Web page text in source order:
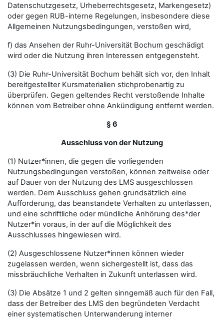
Datenschutzgesetz, Urheberrechtsgesetz, Markengesetz)
oder gegen RUB-interne Regelungen, insbesondere diese
Allgemeinen Nutzungsbedingungen, verstoßen wird,
f) das Ansehen der Ruhr-Universität Bochum geschädigt
wird oder die Nutzung ihren Interessen entgegensteht.
(3) Die Ruhr-Universität Bochum behält sich vor, den Inhalt
bereitgestellter Kursmaterialien stichprobenartig zu
überprüfen. Gegen geltendes Recht verstoßende Inhalte
können vom Betreiber ohne Ankündigung entfernt werden.
§ 6
Ausschluss von der Nutzung
(1) Nutzer*innen, die gegen die vorliegenden
Nutzungsbedingungen verstoßen, können zeitweise oder
auf Dauer von der Nutzung des LMS ausgeschlossen
werden. Dem Ausschluss gehen grundsätzlich eine
Aufforderung, das beanstandete Verhalten zu unterlassen,
und eine schriftliche oder mündliche Anhörung des*der
Nutzer*in voraus, in der auf die Möglichkeit des
Ausschlusses hingewiesen wird.
(2) Ausgeschlossene Nutzer*innen können wieder
zugelassen werden, wenn sichergestellt ist, dass das
missbräuchliche Verhalten in Zukunft unterlassen wird.
(3) Die Absätze 1 und 2 gelten sinngemäß auch für den Fall,
dass der Betreiber des LMS den begründeten Verdacht
einer systematischen Unterwanderung interner